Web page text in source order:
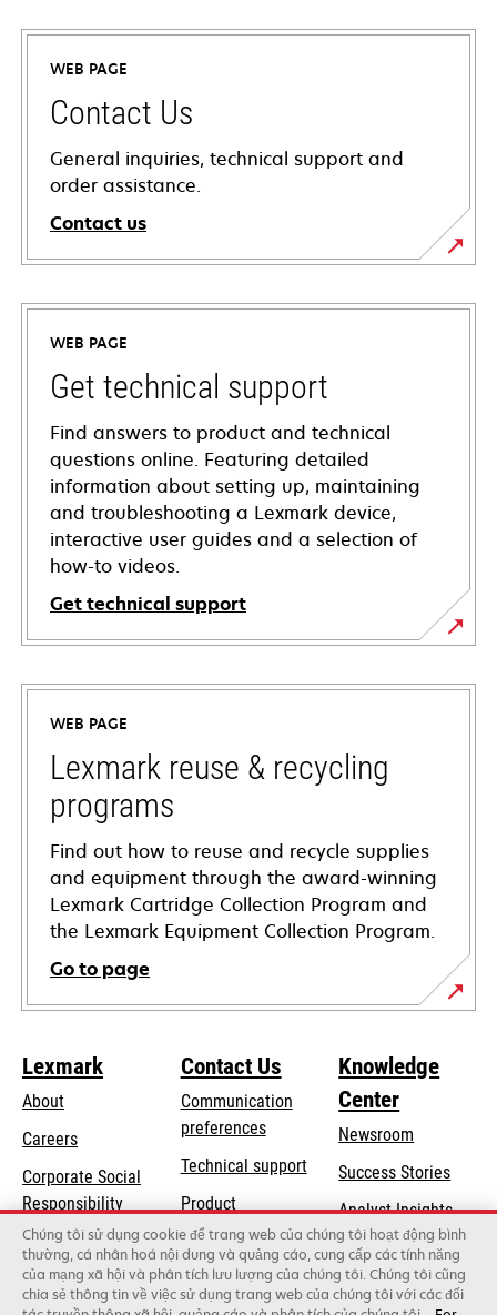
WEB PAGE
Contact Us
General inquiries, technical support and
order assistance.
Contact us
WEB PAGE
Get technical support
Find answers to product and technical
questions online. Featuring detailed
information about setting up, maintaining
and troubleshooting a Lexmark device,
interactive user guides and a selection of
how-to videos.
Get technical support
opens
in
new
tab
WEB PAGE
Lexmark reuse & recycling
programs
Find out how to reuse and recycle supplies
and equipment through the award-winning
Lexmark Cartridge Collection Program and
the Lexmark Equipment Collection Program.
Go to page
Lexmark
About
Careers
Corporate Social
Responsibilityopens
in
a
new
tab
Sustainability
Lexmark Partners
Contact Us
Communication
preferences
Technical supportopens
a
new
tab
Product
registration
Find a dealer
Knowledge
Center
Newsroom
Success Stories
Analyst Insights
Chúng tôi sử dụng cookie để trang web của chúng tôi hoạt động bình
thường, cá nhân hoá nội dung và quảng cáo, cung cấp các tính năng
của mạng xã hội và phân tích lưu lượng của chúng tôi. Chúng tôi cũng
chia sẻ thông tin về việc sử dụng trang web của chúng tôi với các đối